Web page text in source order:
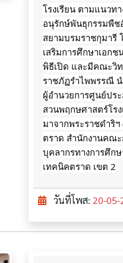
โรงเรียน ตามแนวท
อนุรักษ์พันธุกรรมพืช
สยามบรมราชกุมารี
เสริมการศึกษาเอก
พิธีเปิด และมีคณะวิ
ราชภัฏรำไพพรรณี
ผู้อำนวยการศูนย์ปร
สวนพฤกษศาสตร์โร
มาจากพระราชดำริ
ตราด สำนักงานคณ
บุคลากรทางการศึก
เทคนิคตราด เขต 2
วันที่โพส: 20-05-